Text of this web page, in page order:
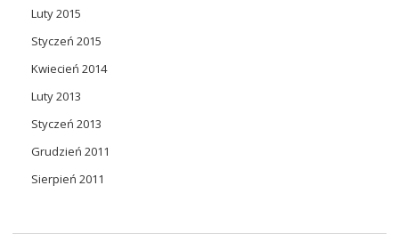
Luty 2015
Styczeń 2015
Kwiecień 2014
Luty 2013
Styczeń 2013
Grudzień 2011
Sierpień 2011